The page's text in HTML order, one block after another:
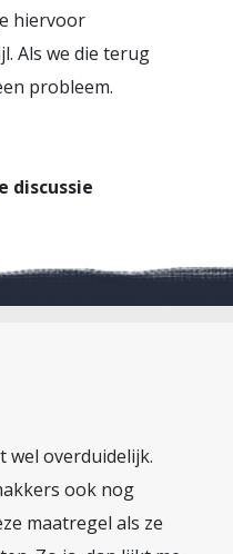
hiervoor
Als we die terug
probleem.
discussie
wel overduidelijk.
ook nog
maatregel als ze